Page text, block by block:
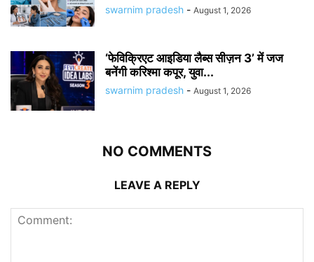
swarnim pradesh - August 1, 2026
‘फेविक्रिएट आइडिया लैब्स सीज़न 3’ में जज
बनेंगी करिश्मा कपूर, युवा...
swarnim pradesh - August 1, 2026
NO COMMENTS
LEAVE A REPLY